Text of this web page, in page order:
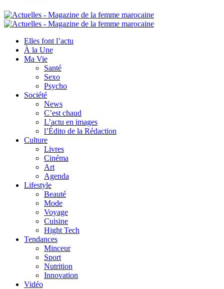
Elles font l’actu
À la Une
Ma Vie
Santé
Sexo
Psycho
Société
News
C’est chaud
L’actu en images
l’Édito de la Rédaction
Culture
Livres
Cinéma
Art
Agenda
Lifestyle
Beauté
Mode
Voyage
Cuisine
Hight Tech
Tendances
Minceur
Sport
Nutrition
Innovation
Vidéo